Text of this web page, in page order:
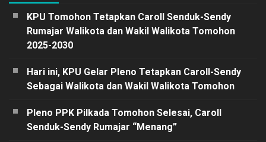
KPU Tomohon Tetapkan Caroll Senduk-Sendy
Rumajar Walikota dan Wakil Walikota Tomohon
2025-2030
Hari ini, KPU Gelar Pleno Tetapkan Caroll-Sendy
Sebagai Walikota dan Wakil Walikota Tomohon
Pleno PPK Pilkada Tomohon Selesai, Caroll
Senduk-Sendy Rumajar “Menang”